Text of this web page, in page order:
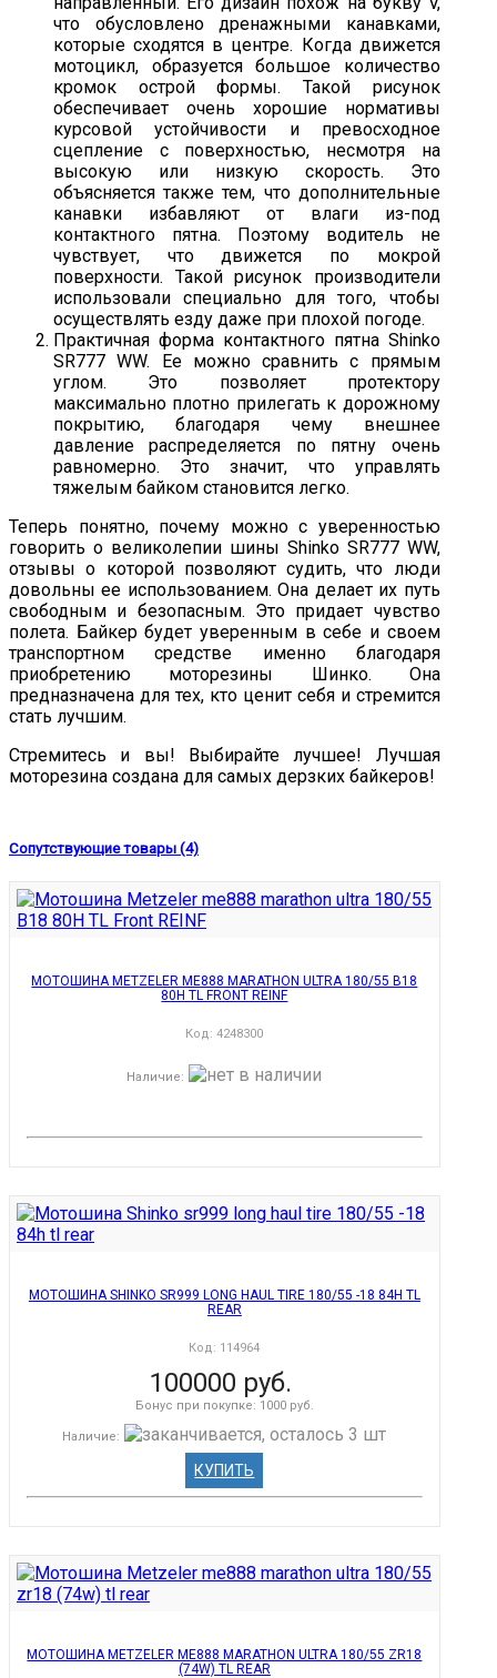
что обусловлено дренажными канавками,
которые сходятся в центре. Когда движется
мотоцикл, образуется большое количество
кромок острой формы. Такой рисунок
обеспечивает очень хорошие нормативы
курсовой устойчивости и превосходное
сцепление с поверхностью, несмотря на
высокую или низкую скорость. Это
объясняется также тем, что дополнительные
канавки избавляют от влаги из-под
контактного пятна. Поэтому водитель не
чувствует, что движется по мокрой
поверхности. Такой рисунок производители
использовали специально для того, чтобы
осуществлять езду даже при плохой погоде.
Практичная форма контактного пятна Shinko
SR777 WW. Ее можно сравнить с прямым
углом. Это позволяет протектору
максимально плотно прилегать к дорожному
покрытию, благодаря чему внешнее
давление распределяется по пятну очень
равномерно. Это значит, что управлять
тяжелым байком становится легко.
Теперь понятно, почему можно с уверенностью
говорить о великолепии шины Shinko SR777 WW,
отзывы о которой позволяют судить, что люди
довольны ее использованием. Она делает их путь
свободным и безопасным. Это придает чувство
полета. Байкер будет уверенным в себе и своем
транспортном средстве именно благодаря
приобретению моторезины Шинко. Она
предназначена для тех, кто ценит себя и стремится
стать лучшим.
Стремитесь и вы! Выбирайте лучшее! Лучшая
моторезина создана для самых дерзких байкеров!
Сопутствующие товары (4)
МОТОШИНА METZELER ME888 MARATHON ULTRA 180/55 B18
80H TL FRONT REINF
Код:4248300
Наличие:
МОТОШИНА SHINKO SR999 LONG HAUL TIRE 180/55 -18 84H TL
REAR
Код: 114964
100000 руб.
Бонус при покупке: 1000 руб.
Наличие:
КУПИТЬ
МОТОШИНА METZELER ME888 MARATHON ULTRA 180/55 ZR18
(74W) TL REAR